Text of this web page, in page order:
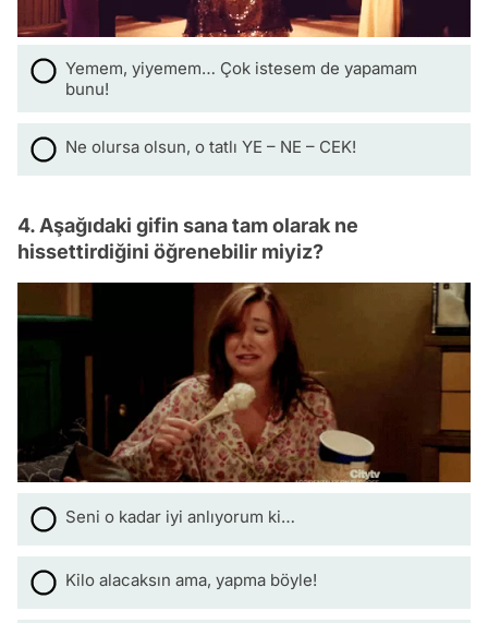
Yemem, yiyemem… Çok istesem de yapamam
bunu!
Ne olursa olsun, o tatlı YE – NE – CEK!
4. Aşağıdaki gifin sana tam olarak ne
hissettirdiğini öğrenebilir miyiz?
Seni o kadar iyi anlıyorum ki…
Kilo alacaksın ama, yapma böyle!